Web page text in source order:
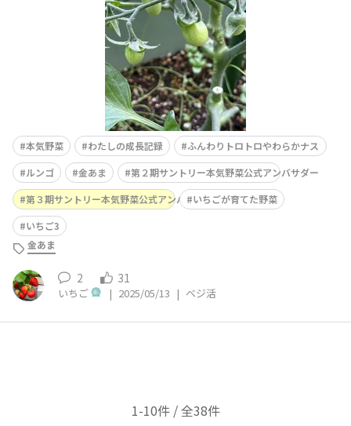
本気野菜 わたしの成長記録
ふんわりトロトロやわらかナス
ルンゴ
金あま
第２期サントリー本気野菜公式アンバサダー
第３期サントリー本気野菜公式アンバサダーいちごが育てた野菜
いちご3
金あま
2 31
いちご | 2025/05/13 | ベジ活
1-10件 / 全38件